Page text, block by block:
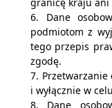
6. Dane
podmiotom z
tego przepis
zgodę.
7.
i wyłącznie w
8. Dane